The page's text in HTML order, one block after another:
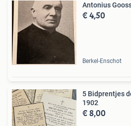
Antonius
€ 4,50
Berkel-Enschot
5 Bidprentjes
1902
€ 8,00